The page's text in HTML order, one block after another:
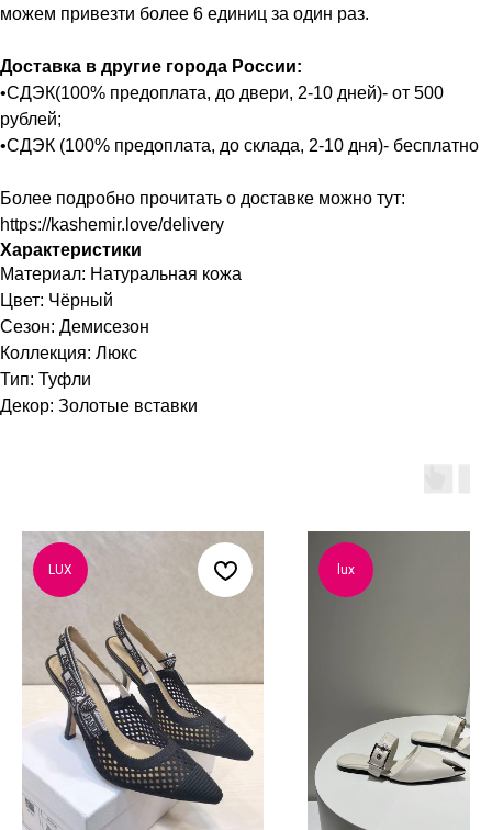
можем привезти более 6 единиц за один раз.
Доставка в другие города России:
•СДЭК(100% предоплата, до двери, 2-10 дней)- от 500
рублей;
•СДЭК (100% предоплата, до склада, 2-10 дня)- бесплатно
Более подробно прочитать о доставке можно тут:
https://kashemir.love/delivery
Характеристики
Материал: Натуральная кожа
Цвет: Чёрный
Сезон: Демисезон
Коллекция: Люкс
Тип: Туфли
Декор: Золотые вставки
LUX lux